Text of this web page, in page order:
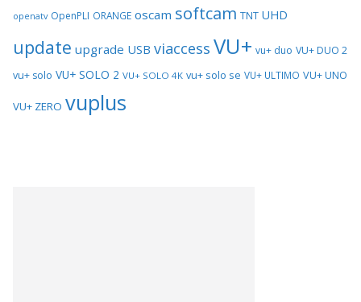
openatv OpenPLI ORANGE oscam softcam TNT UHD
update upgrade USB viaccess VU+ vu+ duo VU+ DUO 2
vu+ solo VU+ SOLO 2 VU+ SOLO 4K vu+ solo se VU+ ULTIMO VU+ UNO
VU+ ZERO vuplus